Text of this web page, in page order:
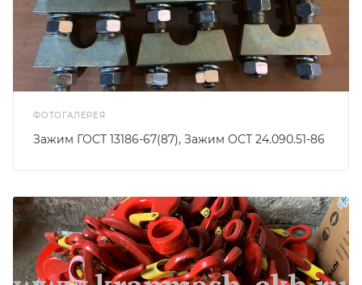
ФОТОГАЛЕРЕЯ
Зажим ГОСТ 13186-67(87), Зажим ОСТ 24.090.51-86